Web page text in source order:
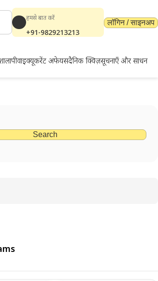
हमसे बात करें
+91-9829213213
लॉगिन / साइनअप
पीवाईक्यूकरेंट अफेयर्सदैनिक क्विज़सूचनाएँ और साधन
Search